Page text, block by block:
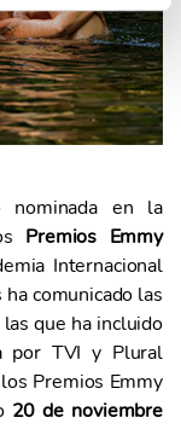
en la
Premios Emmy
Internacional
comunicado las
que ha incluido
por TVI y Plural
Premios Emmy
20 de noviembre